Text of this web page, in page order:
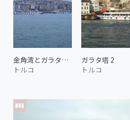
金角湾とガラタ塔 1
トルコ
ガラタ塔 2
トルコ